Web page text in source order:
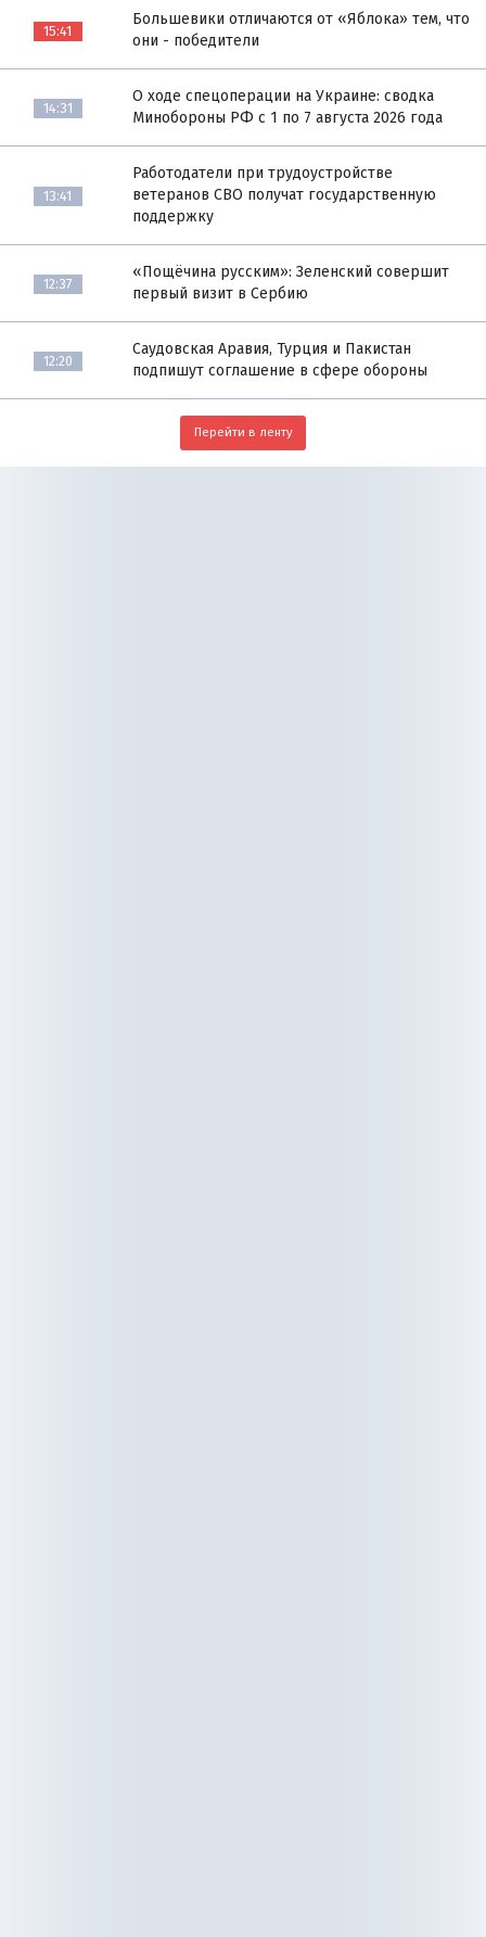
15:41
Большевики отличаются от «Яблока» тем, что
они - победители
14:31
О ходе спецоперации на Украине: сводка
Минобороны РФ с 1 по 7 августа 2026 года
13:41
Работодатели при трудоустройстве
ветеранов СВО получат государственную
поддержку
12:37
«Пощёчина русским»: Зеленский совершит
первый визит в Сербию
12:20
Саудовская Аравия, Турция и Пакистан
подпишут соглашение в сфере обороны
Перейти в ленту